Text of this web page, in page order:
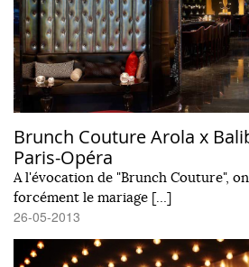
Brunch Couture Arola x
Paris-Opéra
A l'évocation de "Brunch Couture",
forcément le mariage […]
26-05-2013